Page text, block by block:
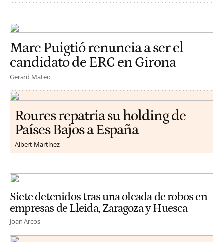
Marc Puigtió renuncia a ser el
candidato de ERC en Girona
Gerard Mateo
Roures repatria su holding de
Países Bajos a España
Albert Martínez
Siete detenidos tras una oleada de robos en
empresas de Lleida, Zaragoza y Huesca
Joan Arcos